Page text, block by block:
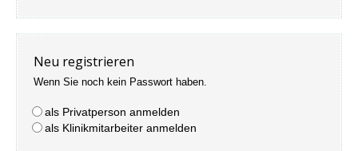
Neu registrieren
Wenn Sie noch kein Passwort haben.
als Privatperson anmelden
als Klinikmitarbeiter anmelden